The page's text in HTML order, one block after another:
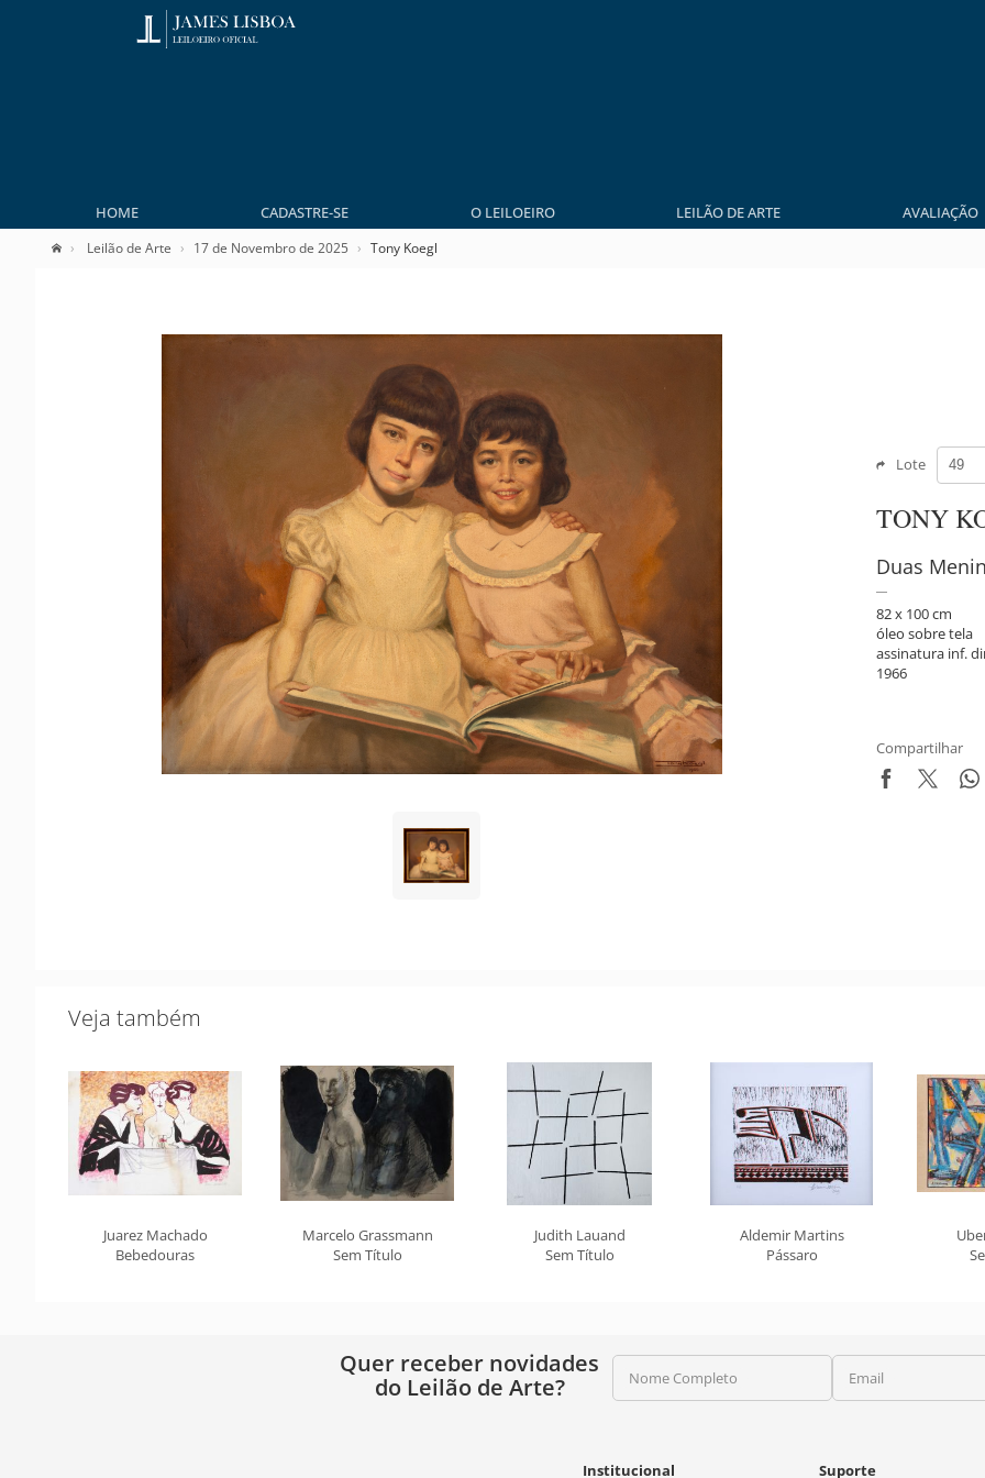
HOME CADASTRE-SE O LEILOEIRO LEILÃO DE ARTE AVALIAÇÃO
Leilão de Arte 17 de Novembro de 2025 Tony Koegl
Lote
TONY
Duas
82 x 100 cm
óleo sobre tela
assinatura inf.
1966
Compartilhar
Veja também
Juarez Machado
Bebedouras
Marcelo Grassmann
Sem Título
Judith Lauand
Sem Título
Aldemir Martins
Pássaro
Quer receber novidades
do Leilão de Arte?
Nome Completo Email
Institucional Suporte